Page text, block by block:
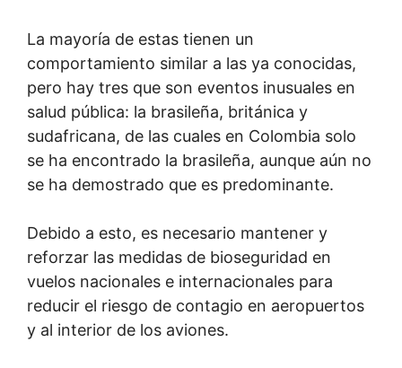
La mayoría de estas tienen un
comportamiento similar a las ya conocidas,
pero hay tres que son eventos inusuales en
salud pública: la brasileña, británica y
sudafricana, de las cuales en Colombia solo
se ha encontrado la brasileña, aunque aún no
se ha demostrado que es predominante.
Debido a esto, es necesario mantener y
reforzar las medidas de bioseguridad en
vuelos nacionales e internacionales para
reducir el riesgo de contagio en aeropuertos
y al interior de los aviones.